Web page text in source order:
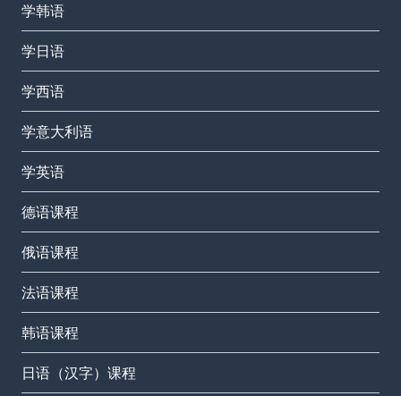
学韩语
学日语
学西语
学意大利语
学英语
德语课程
俄语课程
法语课程
韩语课程
日语（汉字）课程